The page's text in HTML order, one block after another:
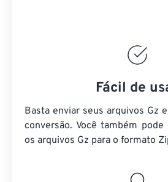
Fácil de
Basta enviar seus arquivos Gz
conversão. Você também
os arquivos Gz para o formato